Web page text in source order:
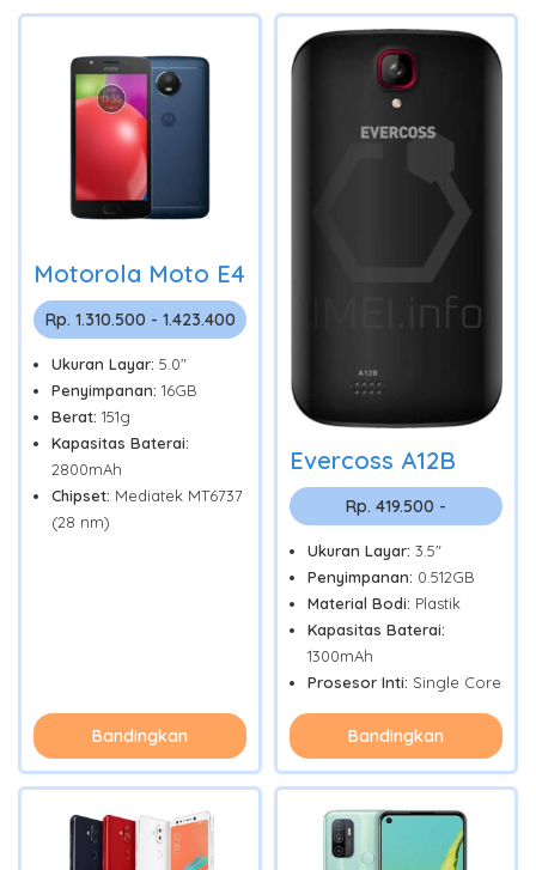
Motorola Moto E4
Rp. 1.310.500 - 1.423.400
Ukuran Layar: 5.0"
Penyimpanan: 16GB
Berat: 151g
Kapasitas Baterai:
2800mAh
Chipset: Mediatek MT6737
(28 nm)
Bandingkan
Evercoss A12B
Rp. 419.500 -
Ukuran Layar: 3.5"
Penyimpanan: 0.512GB
Material Bodi: Plastik
Kapasitas Baterai:
1300mAh
Prosesor Inti: Single Core
Bandingkan